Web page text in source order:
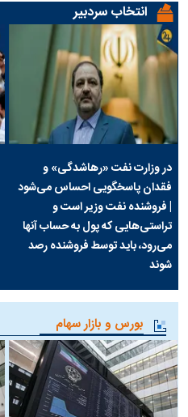
انتخاب سردبیر
در وزارت نفت «رهاشدگی» و
فقدان پاسخگویی احساس می‌شود
| فروشنده نفت وزیر است و
تراستی‌هایی که پول به حساب آنها
می‌رود، باید توسط فروشنده رصد
شوند
بورس و بازار سهام